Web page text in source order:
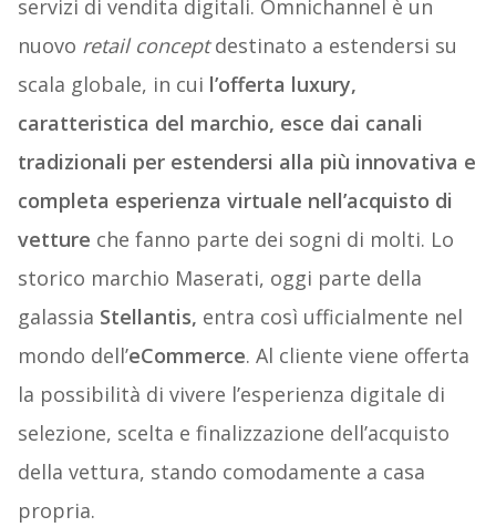
servizi di vendita digitali. Omnichannel è un
nuovo retail conceptdestinato a estendersi su
scala globale, in cui l’offerta luxury,
caratteristica del marchio, esce dai canali
tradizionali per estendersi alla più innovativa e
completa esperienza virtuale nell’acquisto di
vetture che fanno parte dei sogni di molti. Lo
storico marchio Maserati, oggi parte della
galassia Stellantis, entra così ufficialmente nel
mondo dell’eCommerce. Al cliente viene offerta
la possibilità di vivere l’esperienza digitale di
selezione, scelta e finalizzazione dell’acquisto
della vettura, stando comodamente a casa
propria.